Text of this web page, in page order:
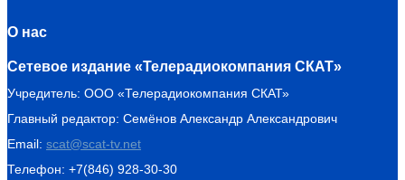
О нас
Сетевое издание «Телерадиокомпания СКАТ»
Учредитель: ООО «Телерадиокомпания СКАТ»
Главный редактор: Семёнов Александр Александрович
Email: scat@scat-tv.net
Телефон: +7(846) 928-30-30